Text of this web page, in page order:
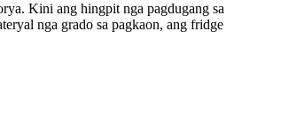
Kini ang hingpit nga pagdugang sa
nga grado sa pagkaon, ang fridge